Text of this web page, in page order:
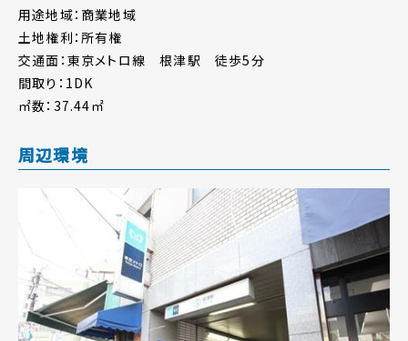
用途地域：商業地域
土地権利：所有権
交通面：東京メトロ線 根津駅 徒歩5分
間取り：1DK
㎡数：37.44㎡
周辺環境